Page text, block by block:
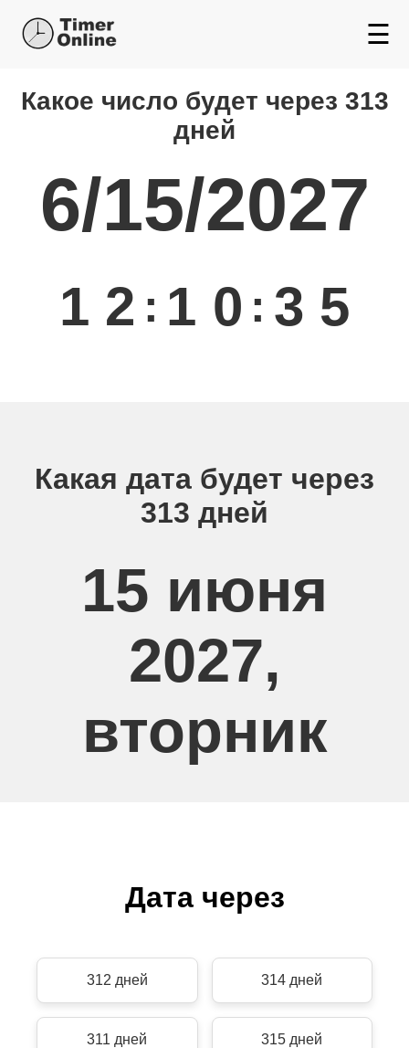
☰
Какой день будет через
Какое число будет через 313
дней
6/15/2027
1 2 : 1 0 : 3 5
Какая дата будет через
313 дней
15 июня
2027,
вторник
Дата через
312 дней 314 дней
311 дней 315 дней